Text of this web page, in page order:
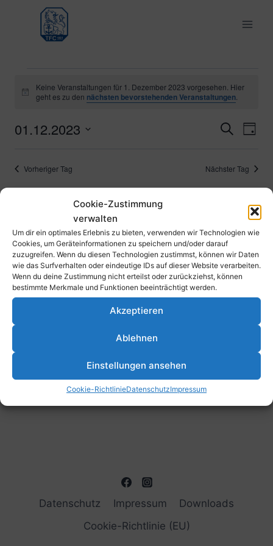
Cookie-Zustimmung
verwalten
Um dir ein optimales Erlebnis zu bieten, verwenden wir Technologien wie
Cookies, um Geräteinformationen zu speichern und/oder darauf
zuzugreifen. Wenn du diesen Technologien zustimmst, können wir Daten
wie das Surfverhalten oder eindeutige IDs auf dieser Website verarbeiten.
Wenn du deine Zustimmung nicht erteilst oder zurückziehst, können
bestimmte Merkmale und Funktionen beeinträchtigt werden.
Akzeptieren
Ablehnen
Einstellungen ansehen
Cookie-RichtlinieDatenschutzImpressum
springen
Veranstaltungen
1.
Dezember
Hinweis
Keine Veranstaltungen für 1. Dezember 2023 vorgesehen. Hier
geht es zu den nächsten bevorstehenden Veranstaltungen
und
SucheTag
01.12.2023
wählen.
Vorheriger Tag Nächster Tag
Kalender abonnieren
Datenschutz Impressum
Downloads
Cookie-Richtlinie (EU)